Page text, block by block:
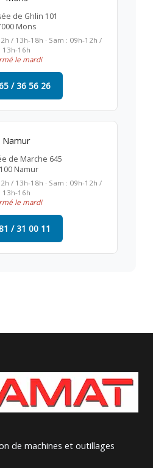
de Ghlin 101
Mons
/ 13h-18h · Sam : 09h-12h /
13h-16h
le mardi
/ 36 56 26
Namur
de Marche 645
Namur
/ 13h-18h · Sam : 09h-12h /
13h-16h
le mardi
/ 31 00 11
de machines et outillages